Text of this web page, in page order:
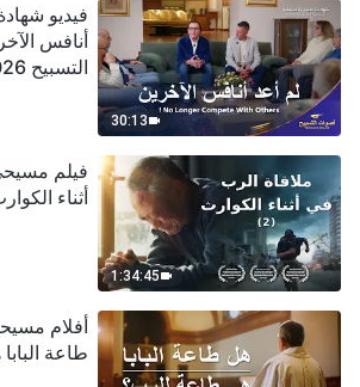
30:13
فيديو
أنافس
التسبيح 2026
1:34:45
فيلم
أثناء
أفلام
طاعة